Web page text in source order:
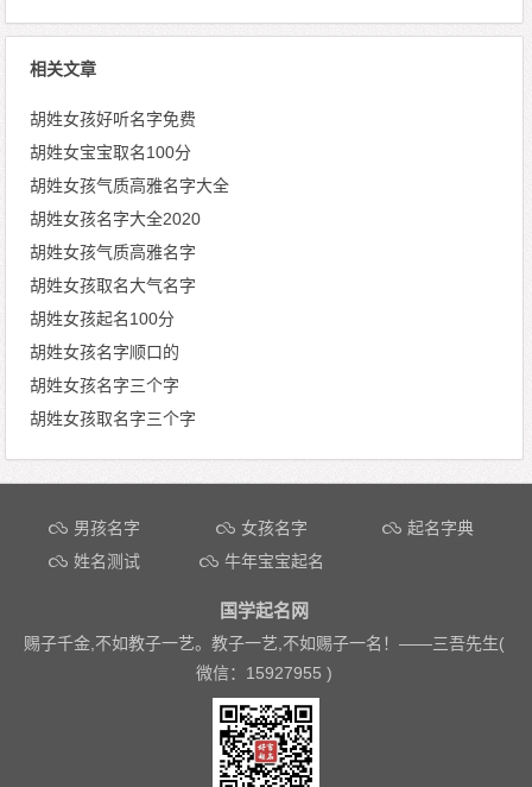
相关文章
胡姓女孩好听名字免费
胡姓女宝宝取名100分
胡姓女孩气质高雅名字大全
胡姓女孩名字大全2020
胡姓女孩气质高雅名字
胡姓女孩取名大气名字
胡姓女孩起名100分
胡姓女孩名字顺口的
胡姓女孩名字三个字
胡姓女孩取名字三个字
文章导航
男孩名字 女孩名字
起名字典
姓名测试
牛年宝宝起名
国学起名网
赐子千金,不如教子一艺。教子一艺,不如赐子一名！——三吾先生(
微信：15927955 )